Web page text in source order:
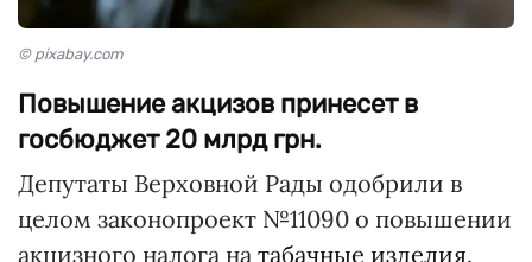
© pixabay.com
Повышение акцизов принесет в
госбюджет 20 млрд грн.
Депутаты Верховной Рады одобрили в
целом законопроект №11090 о повышении
акцизного налога на табачные изделия.